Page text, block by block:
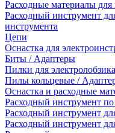
Расходные материалы для
Расходный инструмент
инструмента
Цепи
Оснастка для
Биты / Адаптеры
Пилки для электролобзика
Пилы кольцевые /
Оснастка и расходные
Расходный инструмент
Расходный инструмент
Расходный инструмент